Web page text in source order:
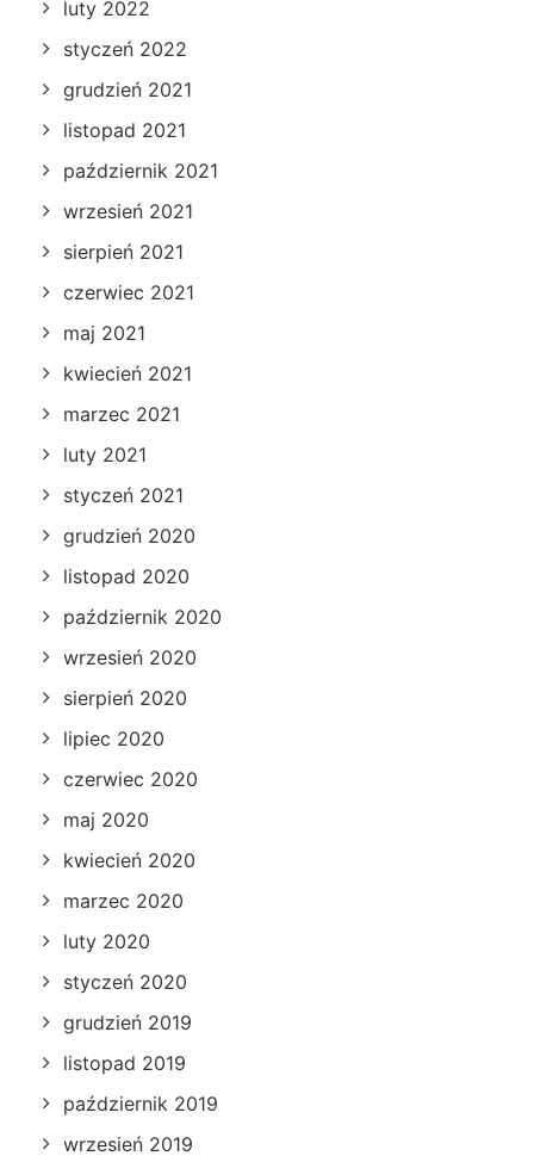
luty 2022
styczeń 2022
grudzień 2021
listopad 2021
październik 2021
wrzesień 2021
sierpień 2021
czerwiec 2021
maj 2021
kwiecień 2021
marzec 2021
luty 2021
styczeń 2021
grudzień 2020
listopad 2020
październik 2020
wrzesień 2020
sierpień 2020
lipiec 2020
czerwiec 2020
maj 2020
kwiecień 2020
marzec 2020
luty 2020
styczeń 2020
grudzień 2019
listopad 2019
październik 2019
wrzesień 2019